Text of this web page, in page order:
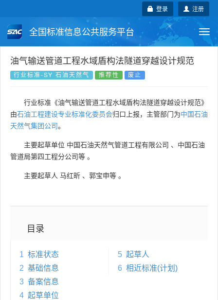
注册
登录
全国标准信息公共服务平台
国家标准 行业标准 地方标准
国外标准 技术委员会
油气输送管道工程水域盾构法隧道穿越设计规范
行业标准-SY 石油天然气 推荐性 废止
行业标准《油气输送管道工程水域盾构法隧道穿越设计规范》
由石油工程建设专业标准化委员会归口上报，主管部门为中国石油
天然气集团公司。
主要起草单位 中国石油天然气管道工程有限公司 、 中国石油
管道局第四工程分公司等 。
主要起草人 马红昕 、 郭宝申等 。
目录
1 标准状态
2 基础信息
3 备案信息
4 起草单位
5 起草人
6 相近标准(计划)